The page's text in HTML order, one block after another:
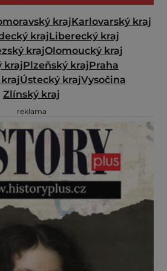
krajKarlovarský kraj
krajLiberecký kraj
krajOlomoucký kraj
krajPlzeňský krajPraha
Ústecký krajVysočina
Zlínský kraj
reklama